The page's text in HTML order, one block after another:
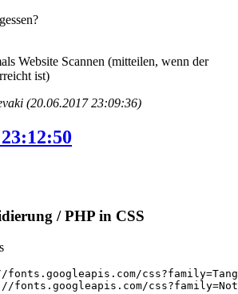
Website Scannen (mitteilen, wenn der
ist)
(20.06.2017 23:09:36)
/ PHP in CSS